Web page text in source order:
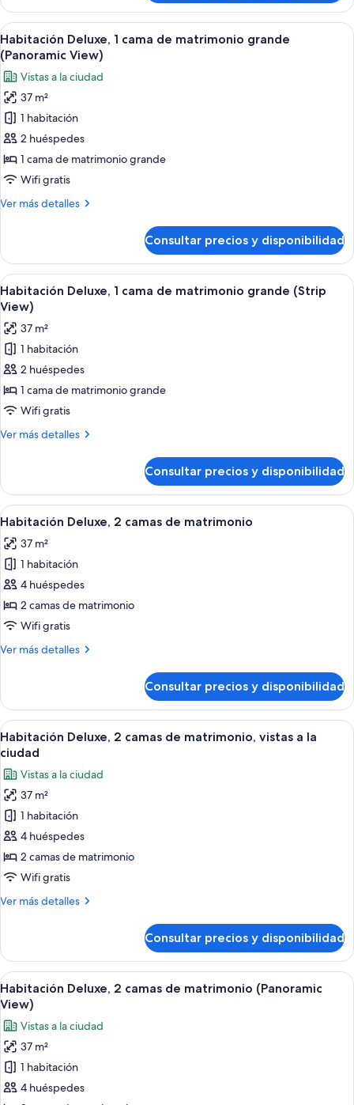
a
la
ciudad
Deluxe,
cama
de
matrimonio
grande,
vistas
a
la
ciudad
Abrir
todas
las
fotos
de
Habitación
Deluxe,
1
cama
matrimonio
View)
Una cama bien tendida con
3
Habitación Deluxe, 1 cama de matrimonio grande
(Panoramic View)
Vistas a la ciudad
37 m²
1 habitación
2 huéspedes
1 cama de matrimonio grande
Wifi gratis
Ver más detalles
Más
Deluxe,
cama
de
matrimonio
grande
(Panoramic
View)
Consultar precios y disponibilidad
Abrir
todas
las
fotos
de
Habitación
Deluxe,
1
cama
grande
(Strip
View)
Una cama bien tendida con
3
Habitación Deluxe, 1 cama de matrimonio grande (Strip
View)
37 m²
1 habitación
2 huéspedes
1 cama de matrimonio grande
Wifi gratis
Ver más detalles
Más
Deluxe,
cama
matrimonio
grande
(Strip
View)
Consultar precios y disponibilidad
Abrir
todas
las
fotos
de
Habitación
Deluxe,
camas
Habitación de hotel con dos camas,
2
Habitación Deluxe, 2 camas de matrimonio
37 m²
1 habitación
4 huéspedes
2 camas de matrimonio
Wifi gratis
Ver más detalles
Más
Deluxe,
camas
de
Consultar precios y disponibilidad
Abrir
todas
las
fotos
de
Habitación
Deluxe,
2
camas
matrimonio,
la
ciudad
Habitación de hotel con dos camas,
2
Habitación Deluxe, 2 camas de matrimonio, vistas a la
ciudad
Vistas a la ciudad
37 m²
1 habitación
4 huéspedes
2 camas de matrimonio
Wifi gratis
Ver más detalles
Más
Deluxe,
camas
de
matrimonio,
vistas
a
la
ciudad
Consultar precios y disponibilidad
Abrir
todas
las
fotos
de
Habitación
Deluxe,
Una habitación de hotel con una
3
Habitación Deluxe, 2 camas de matrimonio (Panoramic
View)
Vistas a la ciudad
37 m²
1 habitación
4 huéspedes